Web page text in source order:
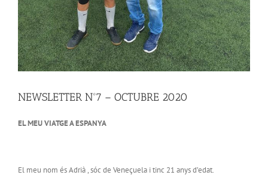
NEWSLETTER Nº7 – OCTUBRE 2020
EL MEU VIATGE A ESPANYA
El meu nom és Adrià , sóc de Veneçuela i tinc 21 anys d’edat.